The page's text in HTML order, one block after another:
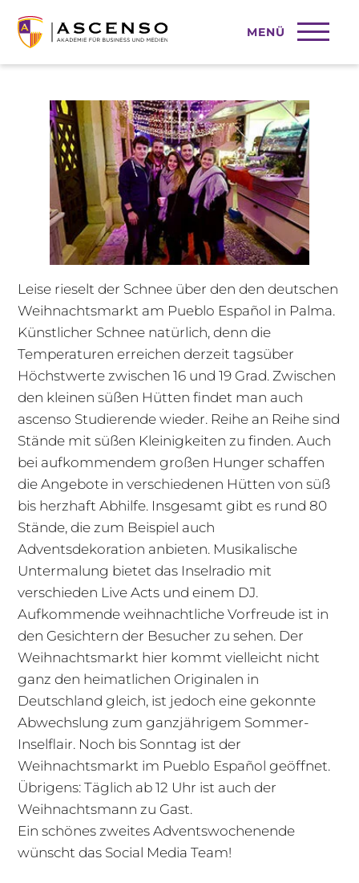
MENÜ
Glühwein auch an warmen Tagen
Leise rieselt der Schnee über den den deutschen
Weihnachtsmarkt am Pueblo Español in Palma.
Künstlicher Schnee natürlich, denn die
Temperaturen erreichen derzeit tagsüber
Höchstwerte zwischen 16 und 19 Grad. Zwischen
den kleinen süßen Hütten findet man auch
ascenso Studierende wieder. Reihe an Reihe sind
Stände mit süßen Kleinigkeiten zu finden. Auch
bei aufkommendem großen Hunger schaffen
die Angebote in verschiedenen Hütten von süß
bis herzhaft Abhilfe. Insgesamt gibt es rund 80
Stände, die zum Beispiel auch
Adventsdekoration anbieten. Musikalische
Untermalung bietet das Inselradio mit
verschieden Live Acts und einem DJ.
Aufkommende weihnachtliche Vorfreude ist in
den Gesichtern der Besucher zu sehen. Der
Weihnachtsmarkt hier kommt vielleicht nicht
ganz den heimatlichen Originalen in
Deutschland gleich, ist jedoch eine gekonnte
Abwechslung zum ganzjährigem Sommer-
Inselflair. Noch bis Sonntag ist der
Weihnachtsmarkt im Pueblo Español geöffnet.
Übrigens: Täglich ab 12 Uhr ist auch der
Weihnachtsmann zu Gast.
Ein schönes zweites Adventswochenende
wünscht das Social Media Team!